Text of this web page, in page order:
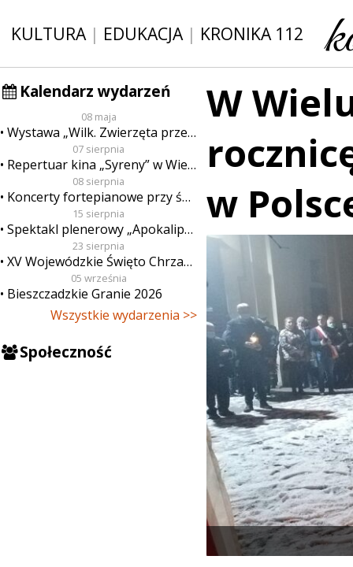
KULTURA| EDUKACJA| KRONIKA 112
Kalendarz wydarzeń
08 maja
Wystawa „Wilk. Zwierzęta przeklęte”
07 sierpnia
Repertuar kina „Syreny” w Wieluniu w dn. od 7 do 13 sierpnia
08 sierpnia
Koncerty fortepianowe przy świecach
15 sierpnia
Spektakl plenerowy „Apokalipsa”
23 sierpnia
XV Wojewódzkie Święto Chrzanu
05 września
Bieszczadzkie Granie 2026
Wszystkie wydarzenia >>
Społeczność
W
w